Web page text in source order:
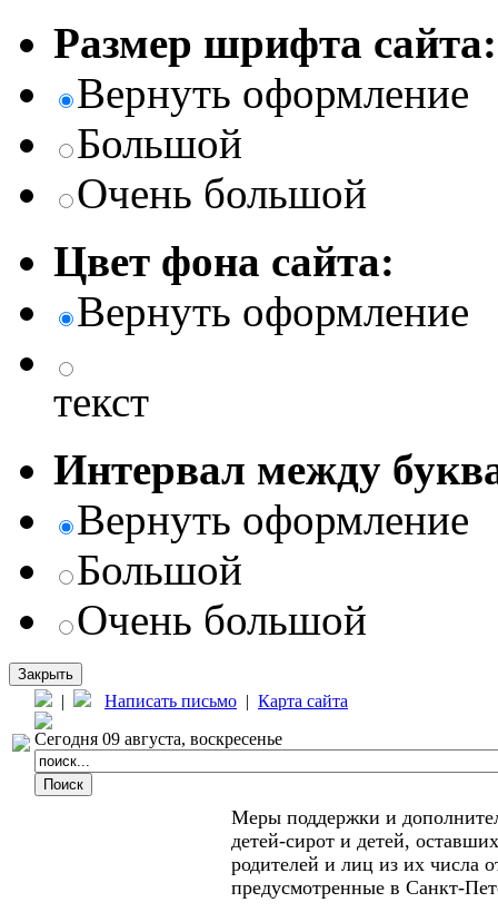
Размер шрифта сайта:
Вернуть оформление
Большой
Очень большой
Цвет фона сайта:
Вернуть оформление
текст
Интервал между
Вернуть оформление
Большой
Очень большой
Закрыть
| Написать письмо | Карта сайта
Сегодня 09 августа, воскресенье
Меры поддержки и
детей-сирот и детей,
родителей и лиц из их числа
предусмотренные в Санкт-